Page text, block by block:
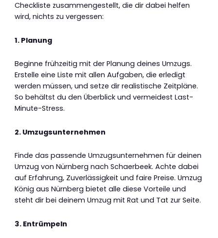
Checkliste zusammengestellt, die dir dabei helfen
wird, nichts zu vergessen:
1. Planung
Beginne frühzeitig mit der Planung deines Umzugs.
Erstelle eine Liste mit allen Aufgaben, die erledigt
werden müssen, und setze dir realistische Zeitpläne.
So behältst du den Überblick und vermeidest Last-
Minute-Stress.
2. Umzugsunternehmen
Finde das passende Umzugsunternehmen für deinen
Umzug von Nürnberg nach Schaerbeek. Achte dabei
auf Erfahrung, Zuverlässigkeit und faire Preise. Umzug
König aus Nürnberg bietet alle diese Vorteile und
steht dir bei deinem Umzug mit Rat und Tat zur Seite.
3. Entrümpeln